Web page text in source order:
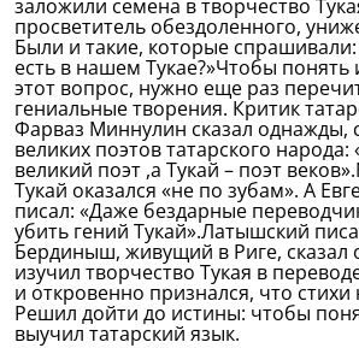
заложили семена в творчество
просветитель обездоленного,
Были и такие, которые
есть в нашем Тукае?»Чтобы понять
этот вопрос, нужно еще раз
гениальные творения. Критик
Фарваз Миннулин сказал однажды,
великих поэтов татарского народа:
великий поэт ,а Тукай – поэт
Тукай оказался «не по зубам». А
писал: «Даже бездарные
убить гений Тукай».Латышский
Бердиныш, живущий в Риге, сказал
изучил творчество Тукая в
и откровенно признался, что
Решил дойти до истины: чтобы
выучил татарский язык.